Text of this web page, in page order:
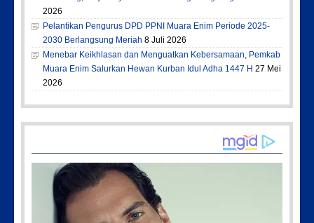
2026
Pelantikan Pengurus DPD PPNI Muara Enim Periode 2025-
2030 Berlangsung Meriah 8 Juli 2026
Menebar Keikhlasan dan Menguatkan Kebersamaan, Pemkab
Muara Enim Salurkan Hewan Kurban Idul Adha 1447 H 27 Mei
2026